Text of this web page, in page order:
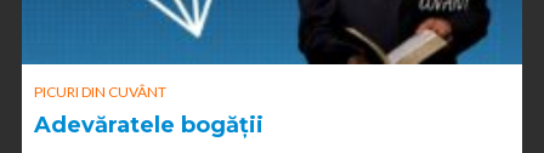
PICURI DIN CUVÂNT
Adevăratele bogății